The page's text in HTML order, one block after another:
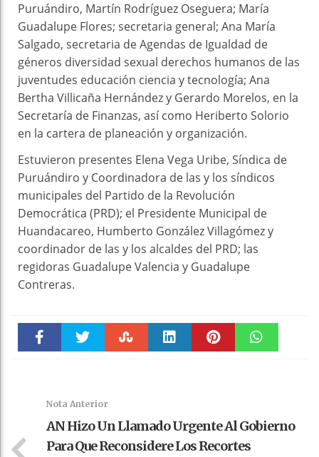
Puruándiro, Martín Rodríguez Oseguera; María
Guadalupe Flores; secretaria general; Ana María
Salgado, secretaria de Agendas de Igualdad de
géneros diversidad sexual derechos humanos de las
juventudes educación ciencia y tecnología; Ana
Bertha Villicaña Hernández y Gerardo Morelos, en la
Secretaría de Finanzas, así como Heriberto Solorio
en la cartera de planeación y organización.
Estuvieron presentes Elena Vega Uribe, Síndica de
Puruándiro y Coordinadora de las y los síndicos
municipales del Partido de la Revolución
Democrática (PRD); el Presidente Municipal de
Huandacareo, Humberto González Villagómez y
coordinador de las y los alcaldes del PRD; las
regidoras Guadalupe Valencia y Guadalupe
Contreras.
Nota Anterior
AN Hizo Un Llamado Urgente Al Gobierno
Para Que Reconsidere Los Recortes